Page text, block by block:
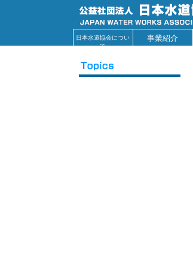
日本水道協会につい
て
事業紹介